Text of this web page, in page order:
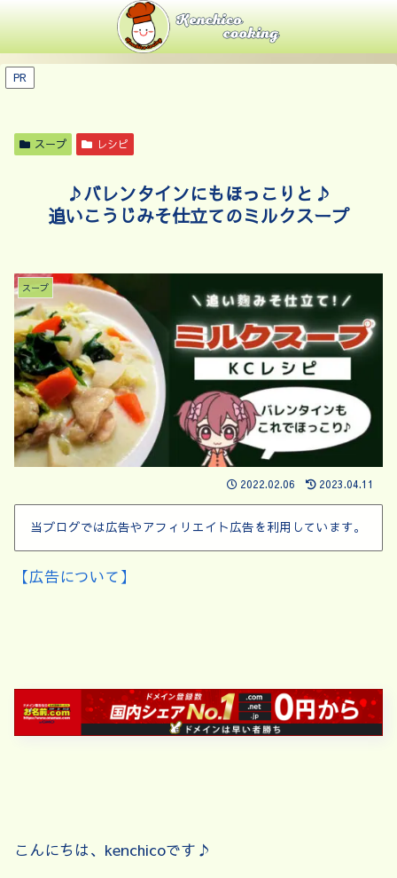
PR
スープ レシピ
♪バレンタインにもほっこりと♪
追いこうじみそ仕立てのミルクスープ
スープ
2022.02.06 2023.04.11
当ブログでは広告やアフィリエイト広告を利用しています。
【広告について】
こんにちは、kenchicoです♪